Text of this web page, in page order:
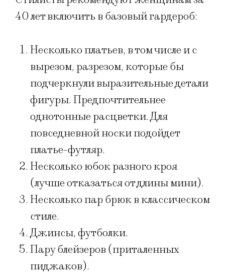
40 лет включить в базовый гардероб:
Несколько платьев, в том числе и с
вырезом, разрезом, которые бы
подчеркнули выразительные детали
фигуры. Предпочтительнее
однотонные расцветки. Для
повседневной носки подойдет
платье-футляр.
Несколько юбок разного кроя
(лучше отказаться от длины мини).
Несколько пар брюк в классическом
стиле.
Джинсы, футболки.
Пару блейзеров (приталенных
пиджаков).